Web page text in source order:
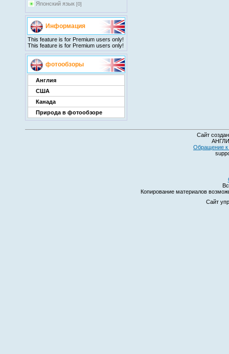
Японский язык [0]
Информация
This feature is for Premium users only!
This feature is for Premium users only!
фотообзоры
Англия
США
Канада
Природа в фотообзоре
Сайт
Обращение к
Копирование материалов
Сайт